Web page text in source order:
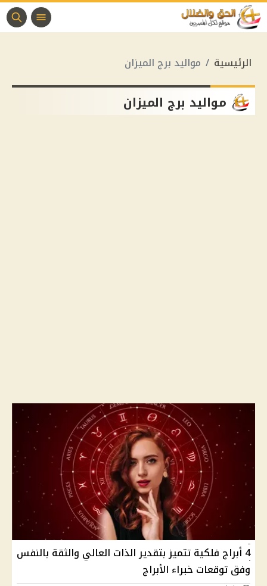
الرئيسية مواليد برج الميزان
مواليد برج الميزان
4 أبراج فلكية تتميز بتقدير الذات العالي والثقة بالنفس
وفق توقعات خبراء الأبراج